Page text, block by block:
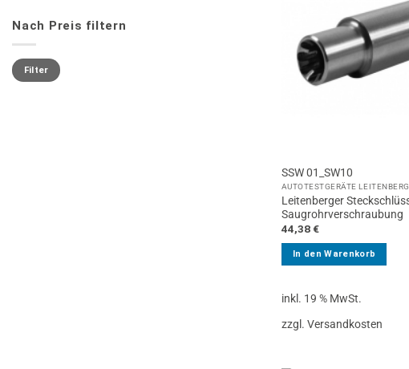
Nach Preis filtern
Min.
Preis
Max.
PreisFilter
SSW 01_SW10
AUTOTESTGERÄTE
Leitenberger
Saugrohrverschraubung
44,38€
In den Warenkorb
inkl. 19 % MwSt.
zzgl. Versandkosten